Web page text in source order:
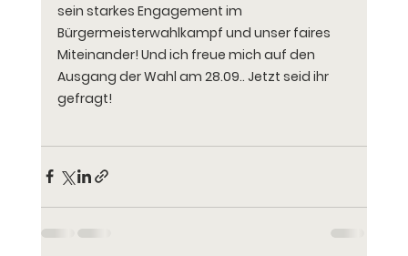
sein starkes Engagement im
Bürgermeisterwahlkampf und unser faires
Miteinander! Und ich freue mich auf den
Ausgang der Wahl am 28.09.. Jetzt seid ihr
gefragt!